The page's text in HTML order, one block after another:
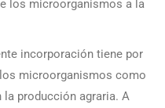
los microorganismos a la
incorporación tiene por
microorganismos como
producción agraria. A